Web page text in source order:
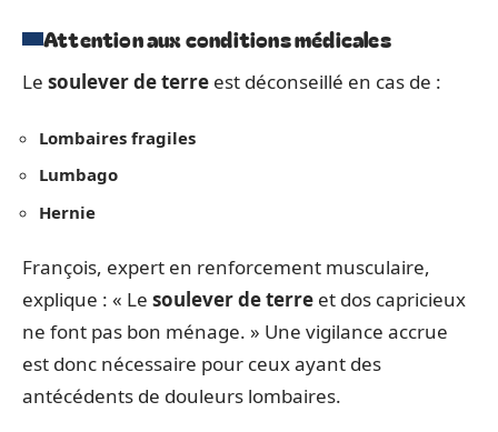
Attention aux conditions médicales
Le soulever de terre est déconseillé en cas de :
Lombaires fragiles
Lumbago
Hernie
François, expert en renforcement musculaire,
explique : « Le soulever de terre et dos capricieux
ne font pas bon ménage. » Une vigilance accrue
est donc nécessaire pour ceux ayant des
antécédents de douleurs lombaires.